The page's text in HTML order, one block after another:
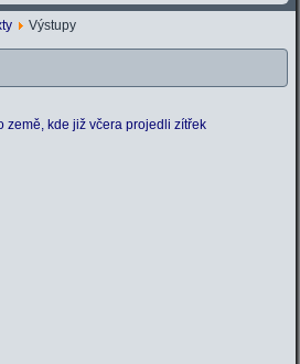
Výstupy
země, kde již včera projedli zítřek